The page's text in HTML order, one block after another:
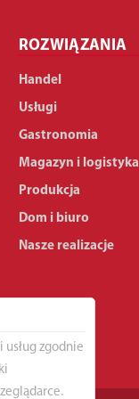
ROZWIĄZANIA
Handel
Usługi
Gastronomia
Magazyn i logistyka
Produkcja
Dom i biuro
Nasze realizacje
usług zgodnie